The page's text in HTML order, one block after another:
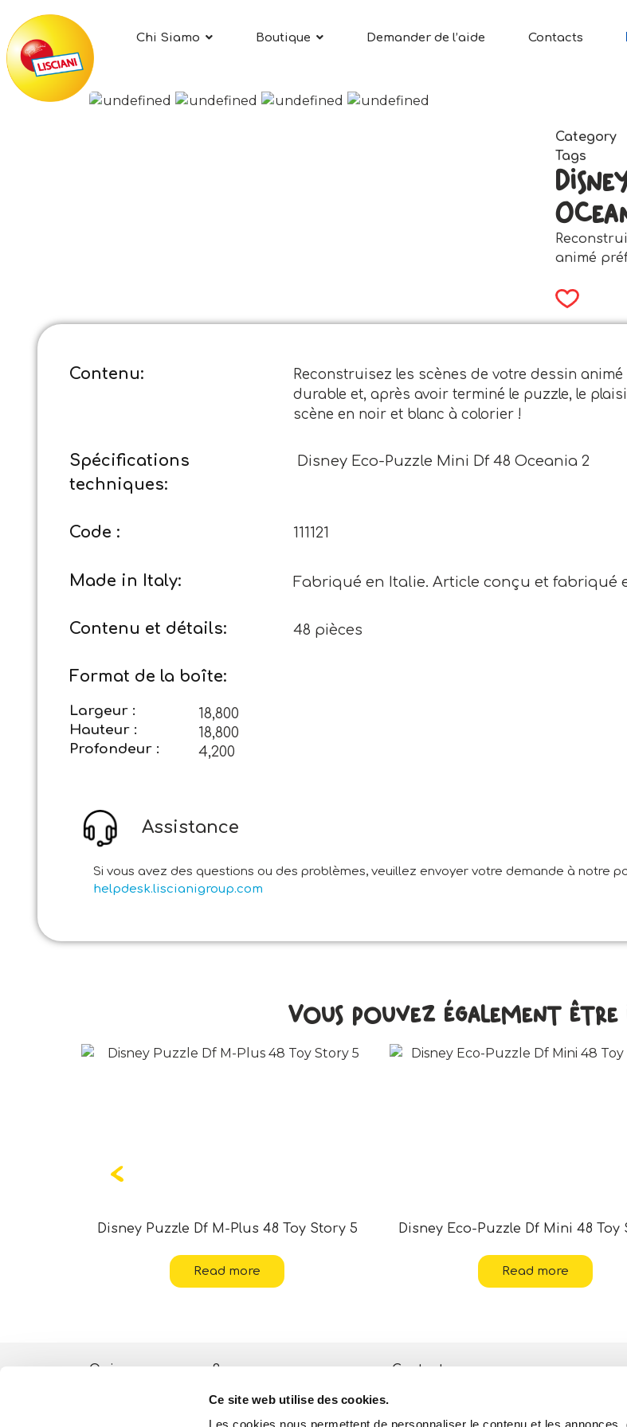
Ce site web utilise des cookies.
Chi Siamo Boutique Demander de l’aide Contacts
Category
Tags
animé
Contenu:
Reconstruisez les scènes de votre dessin
durable et, après avoir terminé le puzzle, le
scène en noir et blanc à colorier !
Spécifications
techniques:
Disney Eco-Puzzle Mini Df 48 Oceania 2
Code : 111121
Made in Italy: Fabriqué en Italie. Article conçu et fabriqué
Contenu et détails: 48 pièces
Format de la boîte:
Largeur : 18,800
Hauteur : 18,800
Profondeur : 4,200
Assistance
Si vous avez des questions ou des problèmes, veuillez envoyer votre demande à notre
helpdesk.liscianigroup.com
Vous pouvez également être
Disney Puzzle Df M-Plus 48 Toy Story 5
Read more
Disney Eco-Puzzle Df Mini 48 Toy
Read more
Qui sommes-nous? Contacts